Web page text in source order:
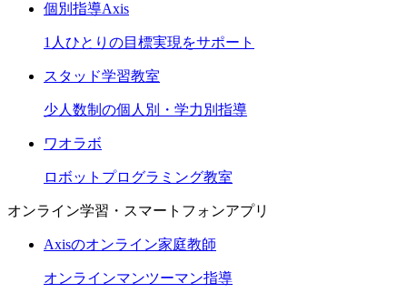
個別指導Axis
1人ひとりの目標実現をサポート
スタッド学習教室
少人数制の個人別・学力別指導
ワオラボ
ロボットプログラミング教室
オンライン学習・スマートフォンアプリ
Axisのオンライン家庭教師
オンラインマンツーマン指導